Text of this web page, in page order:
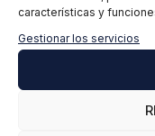
características y
Gestionar los servicios